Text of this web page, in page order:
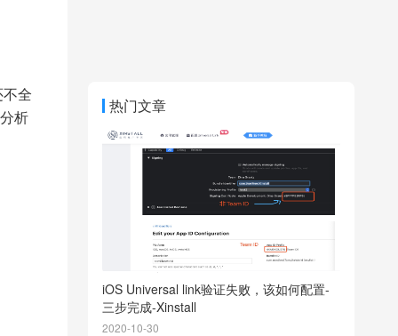
全
析
热门文章
iOS Universal link验证失败，该如何配置-
三步完成-Xinstall
2020-10-30